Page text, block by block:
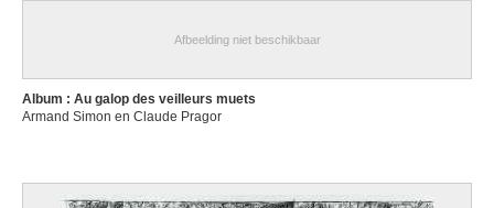
Afbeelding niet beschikbaar
Album : Au galop des veilleurs muets
Armand Simon en Claude Pragor